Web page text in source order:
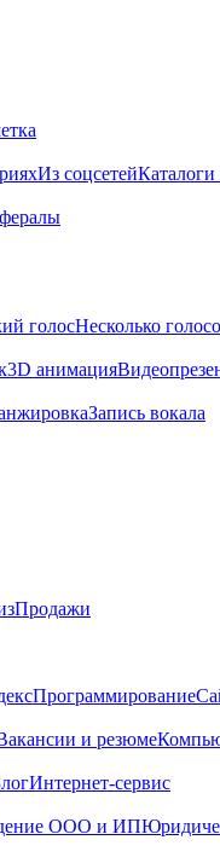
Из соцсетейКаталоги
голосНесколько
3D анимация
Запись вокала
Продажи
Программирование
и резюме
Интернет-сервис
ООО и ИП